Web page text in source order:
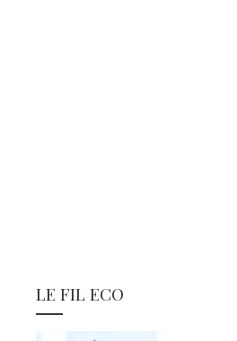
LE FIL ECO